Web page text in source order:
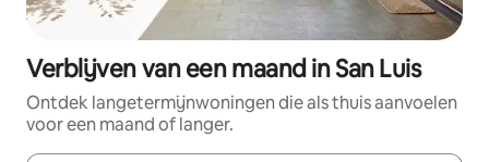
Verblijven van een maand in San Luis
Ontdek langetermijnwoningen die als thuis aanvoelen
voor een maand of langer.